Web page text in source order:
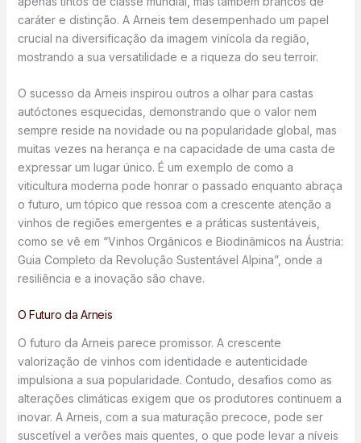
caráter e distinção. A Arneis tem desempenhado um papel
crucial na diversificação da imagem vinícola da região,
mostrando a sua versatilidade e a riqueza do seu terroir.
O sucesso da Arneis inspirou outros a olhar para castas
autóctones esquecidas, demonstrando que o valor nem
sempre reside na novidade ou na popularidade global, mas
muitas vezes na herança e na capacidade de uma casta de
expressar um lugar único. É um exemplo de como a
viticultura moderna pode honrar o passado enquanto abraça
o futuro, um tópico que ressoa com a crescente atenção a
vinhos de regiões emergentes e a práticas sustentáveis,
como se vê em “Vinhos Orgânicos e Biodinâmicos na Áustria:
Guia Completo da Revolução Sustentável Alpina”, onde a
resiliência e a inovação são chave.
O Futuro da Arneis
O futuro da Arneis parece promissor. A crescente
valorização de vinhos com identidade e autenticidade
impulsiona a sua popularidade. Contudo, desafios como as
alterações climáticas exigem que os produtores continuem a
inovar. A Arneis, com a sua maturação precoce, pode ser
suscetível a verões mais quentes, o que pode levar a níveis